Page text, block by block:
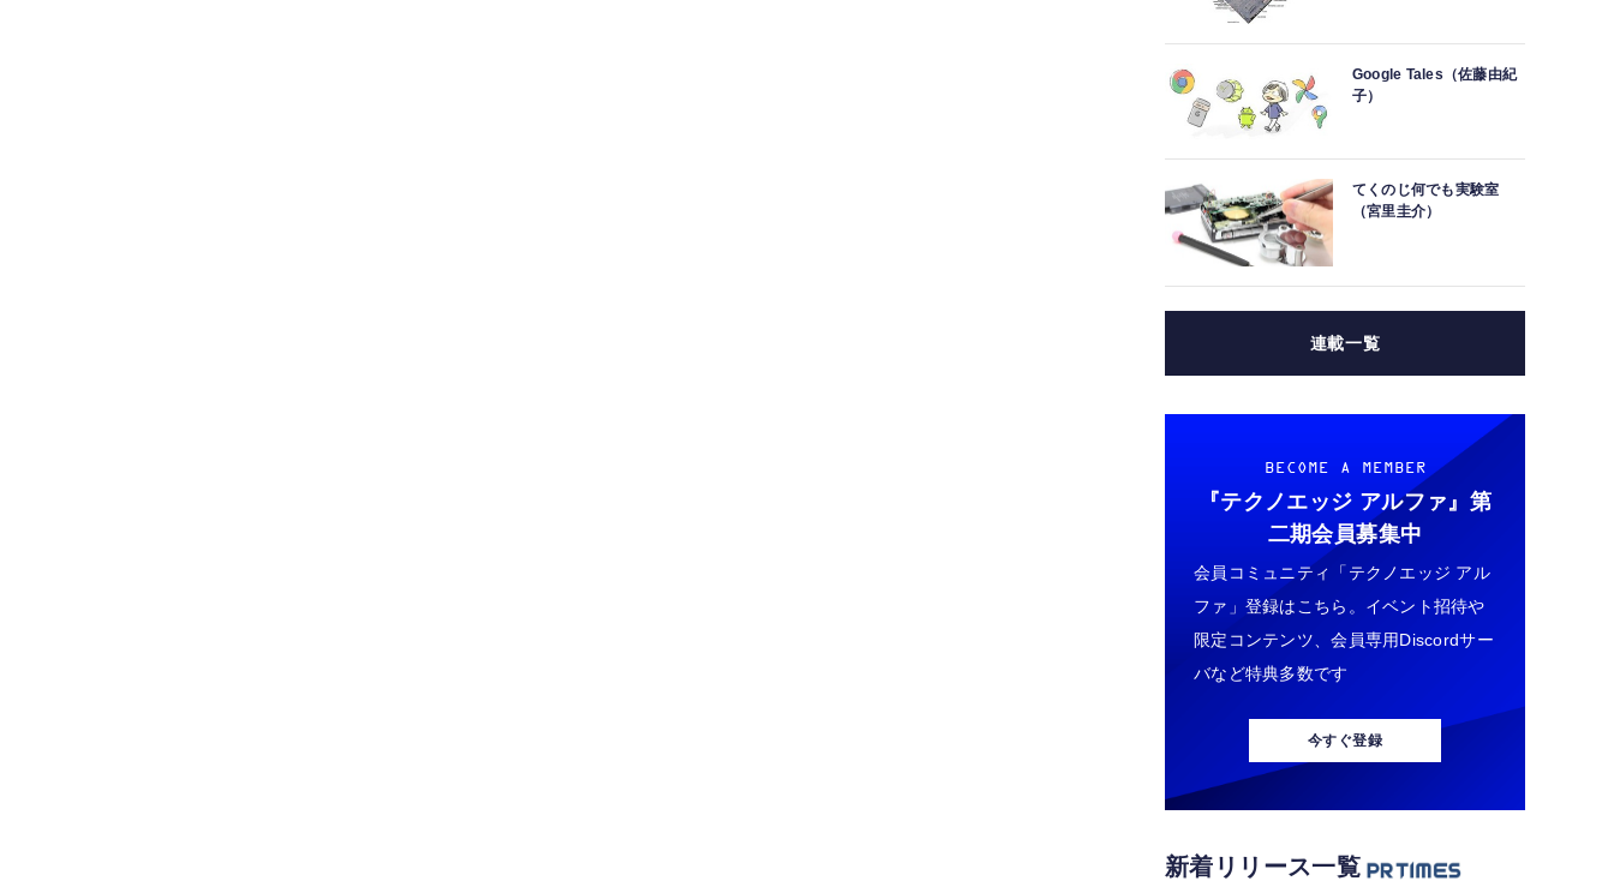
Google Tales（佐藤由紀
子）
てくのじ何でも実験室
（宮里圭介）
連載一覧
BECOME A MEMBER
『テクノエッジ アルファ』 第
二期会員募集中
会員コミュニティ「テクノエッジ アル
ファ」登録はこちら。イベント招待や
限定コンテンツ、会員専用Discordサー
バなど特典多数です
今すぐ登録
新着リリース一覧